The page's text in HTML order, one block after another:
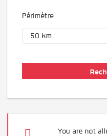
Périmètre
You are not